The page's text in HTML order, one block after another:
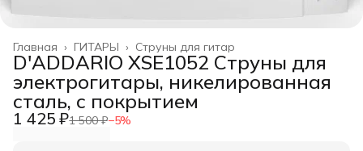
Струны для гитар
ГИТАРЫ ›
Главная ›
D'ADDARIO XSE1052 Струны для
электрогитары, никелированная
сталь, с покрытием
1 425 ₽1 500 ₽−5%